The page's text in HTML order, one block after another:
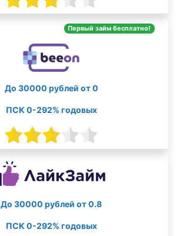
Первый займ бесплатно!
До 30000 рублей от 0
ПСК 0-292% годовых
До 30000 рублей от 0.8
ПСК 0-292% годовых